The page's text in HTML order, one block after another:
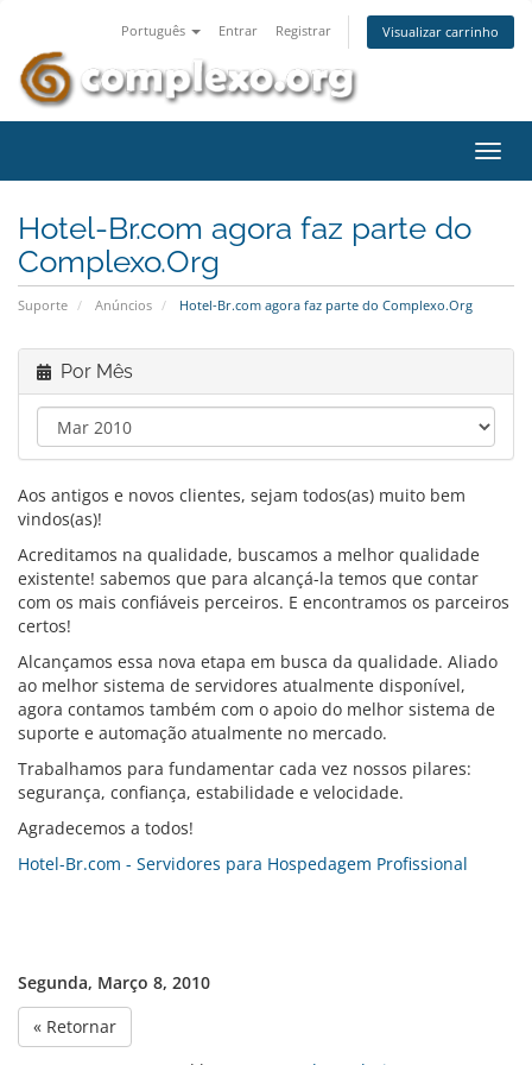
Português Entrar Registrar Visualizar carrinho
Hotel-Br.com agora faz parte do
Complexo.Org
Suporte Anúncios Hotel-Br.com agora faz parte do Complexo.Org
Por Mês
Aos antigos e novos clientes, sejam todos(as) muito bem
vindos(as)!
Acreditamos na qualidade, buscamos a melhor qualidade
existente! sabemos que para alcançá-la temos que contar
com os mais confiáveis perceiros. E encontramos os parceiros
certos!
Alcançamos essa nova etapa em busca da qualidade. Aliado
ao melhor sistema de servidores atualmente disponível,
agora contamos também com o apoio do melhor sistema de
suporte e automação atualmente no mercado.
Trabalhamos para fundamentar cada vez nossos pilares:
segurança, confiança, estabilidade e velocidade.
Agradecemos a todos!
Hotel-Br.com - Servidores para Hospedagem Profissional
Segunda, Março 8, 2010
« Retornar